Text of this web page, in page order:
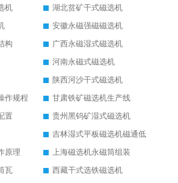
机
湖北贫矿干式磁选机
安徽永磁强磁磁选机
构
广西永磁湿式磁选机
河南永磁式磁选机
陕西河沙干式磁选机
作规程
甘肃铁矿磁选机生产线
置
贵州黑钨矿湿式磁选机
吉林湿式平板磁选机磁通低
原理
上海磁选机永磁筒组装
瓦
西藏干式选铁磁选机